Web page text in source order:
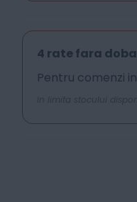
4 rate fara
Pentru comenzi
In limita stocului